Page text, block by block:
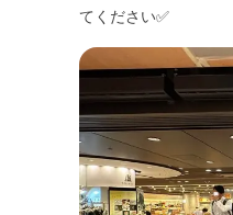
てください✅